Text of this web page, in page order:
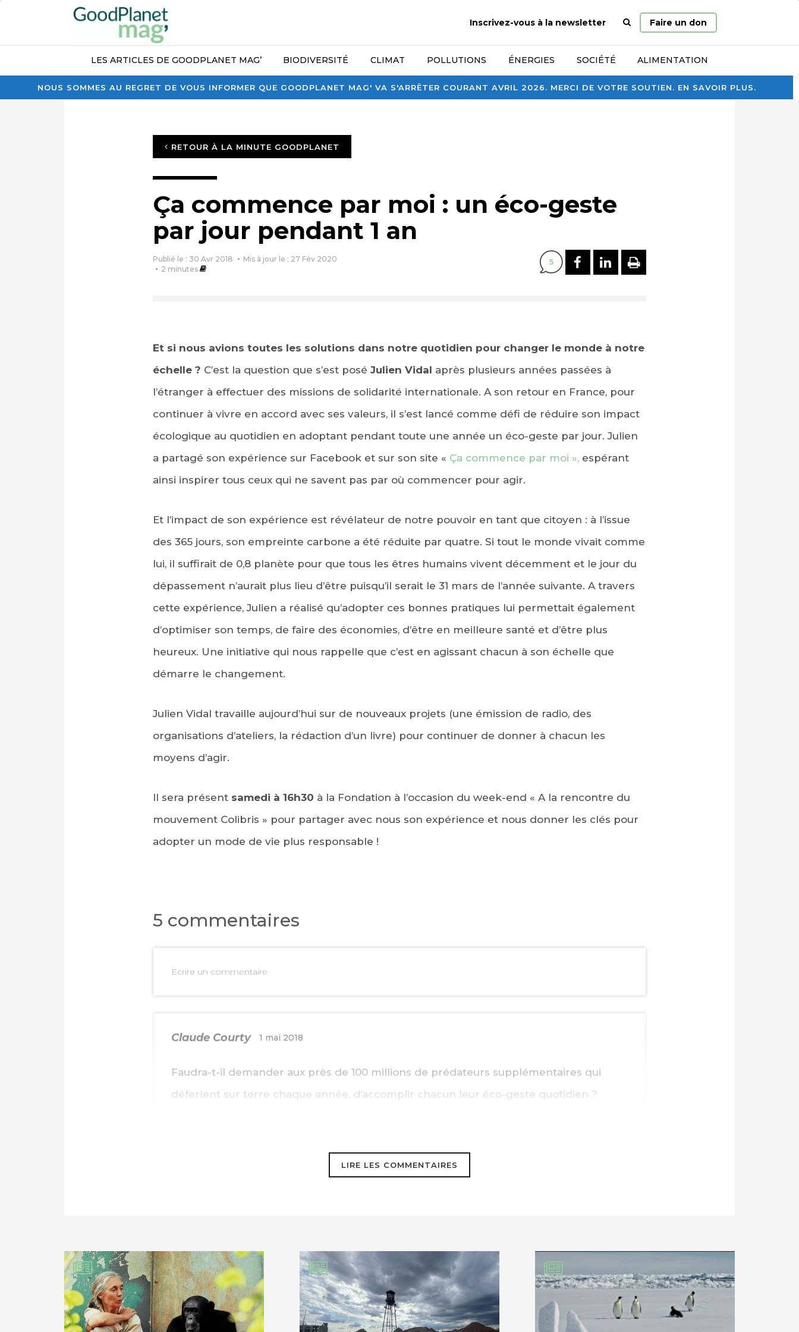
NOUS SOMMES AU REGRET DE VOUS INFORMER QUE GOODPLANET MAG' VA S'ARRÊTER COURANT AVRIL 2026. MERCI DE VOTRE SOUTIEN. EN SAVOIR PLUS.
Inscrivez-vous à la newsletter
Page
d’accueil
Faire un don
LES ARTICLES DE GOODPLANET MAG’ BIODIVERSITÉ CLIMAT POLLUTIONS ÉNERGIES SOCIÉTÉ ALIMENTATION
IMPRIMER
RETOUR À LA MINUTE GOODPLANET
Ça commence par moi : un éco-geste
par jour pendant 1 an
Publié le : 30 Avr 2018
Mis à jour le : 27 Fév 2020
2 minutes
5 PARTAGER SUR FACEBOOK
PARTAGER SUR
IMPRIMER
Et si nous avions toutes les solutions dans notre quotidien pour changer le monde à notre
échelle ? C’est la question que s’est posé Julien Vidal après plusieurs années passées à
l’étranger à effectuer des missions de solidarité internationale. A son retour en France, pour
continuer à vivre en accord avec ses valeurs, il s’est lancé comme défi de réduire son impact
écologique au quotidien en adoptant pendant toute une année un éco-geste par jour. Julien
a partagé son expérience sur Facebook et sur son site « Ça commence par moi », espérant
ainsi inspirer tous ceux qui ne savent pas par où commencer pour agir.
Et l’impact de son expérience est révélateur de notre pouvoir en tant que citoyen : à l’issue
des 365 jours, son empreinte carbone a été réduite par quatre. Si tout le monde vivait comme
lui, il suffirait de 0,8 planète pour que tous les êtres humains vivent décemment et le jour du
dépassement n’aurait plus lieu d’être puisqu’il serait le 31 mars de l’année suivante. A travers
cette expérience, Julien a réalisé qu’adopter ces bonnes pratiques lui permettait également
d’optimiser son temps, de faire des économies, d’être en meilleure santé et d’être plus
heureux. Une initiative qui nous rappelle que c’est en agissant chacun à son échelle que
démarre le changement.
Julien Vidal travaille aujourd’hui sur de nouveaux projets (une émission de radio, des
organisations d’ateliers, la rédaction d’un livre) pour continuer de donner à chacun les
moyens d’agir.
Il sera présent samedi à 16h30 à la Fondation à l’occasion du week-end « A la rencontre du
mouvement Colibris » pour partager avec nous son expérience et nous donner les clés pour
adopter un mode de vie plus responsable !
5 commentaires
Ecrire un commentaire
Claude Courty 1 mai 2018
Faudra-t-il demander aux près de 100 millions de prédateurs supplémentaires qui
déferlent sur terre chaque année, d’accomplir chacun leur éco-geste quotidien ?
de la planète est d’ordre démographique : une dénatalité massive et urgente, par
l’éducation, partout où elle est nécessaire et le plus souvent souhaitée par les
Milvane 1 mai 2018
LIRE LES COMMENTAIRES